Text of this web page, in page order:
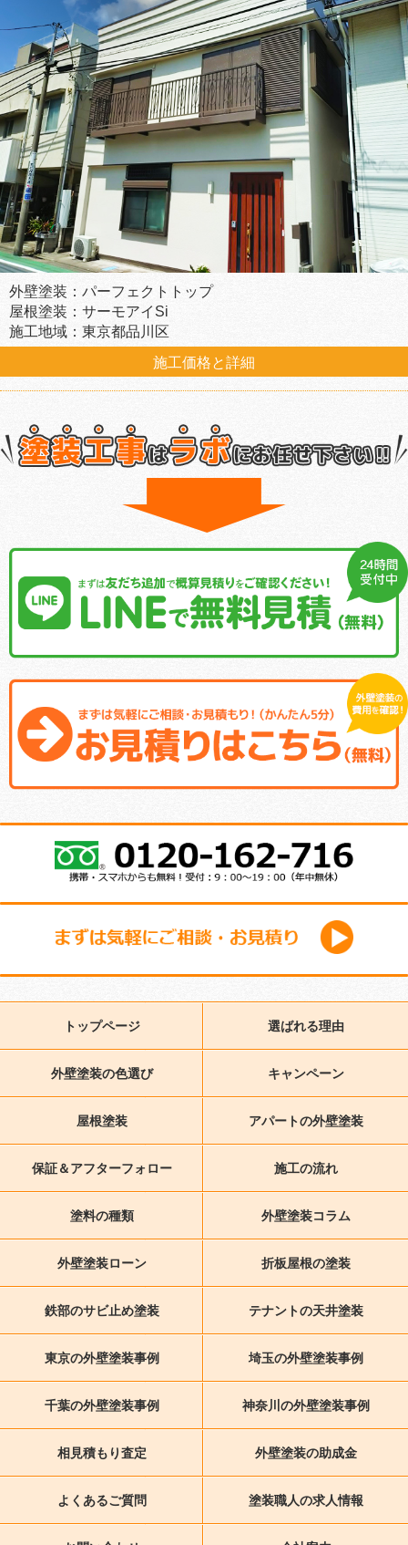
外壁塗装：パーフェクトトップ
屋根塗装：サーモアイSi
施工地域：東京都品川区
施工価格と詳細
トップページ 選ばれる理由
外壁塗装の色選び キャンペーン
屋根塗装 アパートの外壁塗装
保証＆アフターフォロー 施工の流れ
塗料の種類 外壁塗装コラム
外壁塗装ローン 折板屋根の塗装
鉄部のサビ止め塗装 テナントの天井塗装
東京の外壁塗装事例 埼玉の外壁塗装事例
千葉の外壁塗装事例 神奈川の外壁塗装事例
相見積もり査定 外壁塗装の助成金
よくあるご質問 塗装職人の求人情報